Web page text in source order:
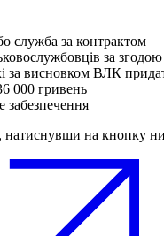
служба за контрактом
за
за висновком ВЛК
000 гривень
забезпечення
натиснувши на кнопку